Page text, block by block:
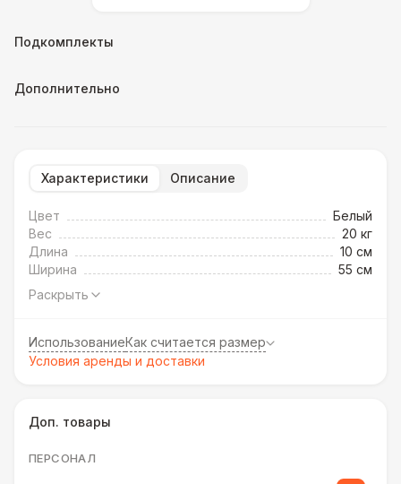
Подкомплекты
Дополнительно
Характеристики Описание
Цвет
Белый
Вес
20 кг
Длина
10 см
Ширина
55 см
Раскрыть
ИспользованиеКак считается размер
Условия аренды и доставки
Доп. товары
ПЕРСОНАЛ